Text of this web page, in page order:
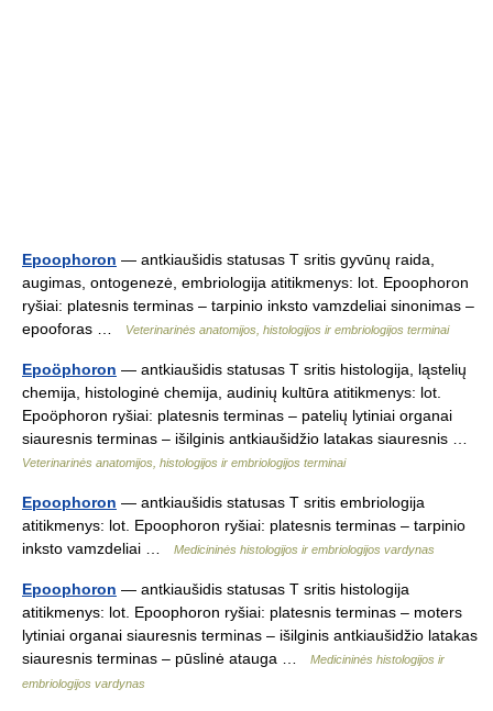
Epoophoron — antkiaušidis statusas T sritis gyvūnų raida,
augimas, ontogenezė, embriologija atitikmenys: lot. Epoophoron
ryšiai: platesnis terminas – tarpinio inksto vamzdeliai sinonimas –
epooforas …
Veterinarinės anatomijos, histologijos ir embriologijos terminai
Epoöphoron — antkiaušidis statusas T sritis histologija, ląstelių
chemija, histologinė chemija, audinių kultūra atitikmenys: lot.
Epoöphoron ryšiai: platesnis terminas – patelių lytiniai organai
siauresnis terminas – išilginis antkiaušidžio latakas siauresnis …
Veterinarinės anatomijos, histologijos ir embriologijos terminai
Epoophoron — antkiaušidis statusas T sritis embriologija
atitikmenys: lot. Epoophoron ryšiai: platesnis terminas – tarpinio
inksto vamzdeliai …
Medicininės histologijos ir embriologijos vardynas
Epoophoron — antkiaušidis statusas T sritis histologija
atitikmenys: lot. Epoophoron ryšiai: platesnis terminas – moters
lytiniai organai siauresnis terminas – išilginis antkiaušidžio latakas
siauresnis terminas – pūslinė atauga …
Medicininės histologijos ir
embriologijos vardynas